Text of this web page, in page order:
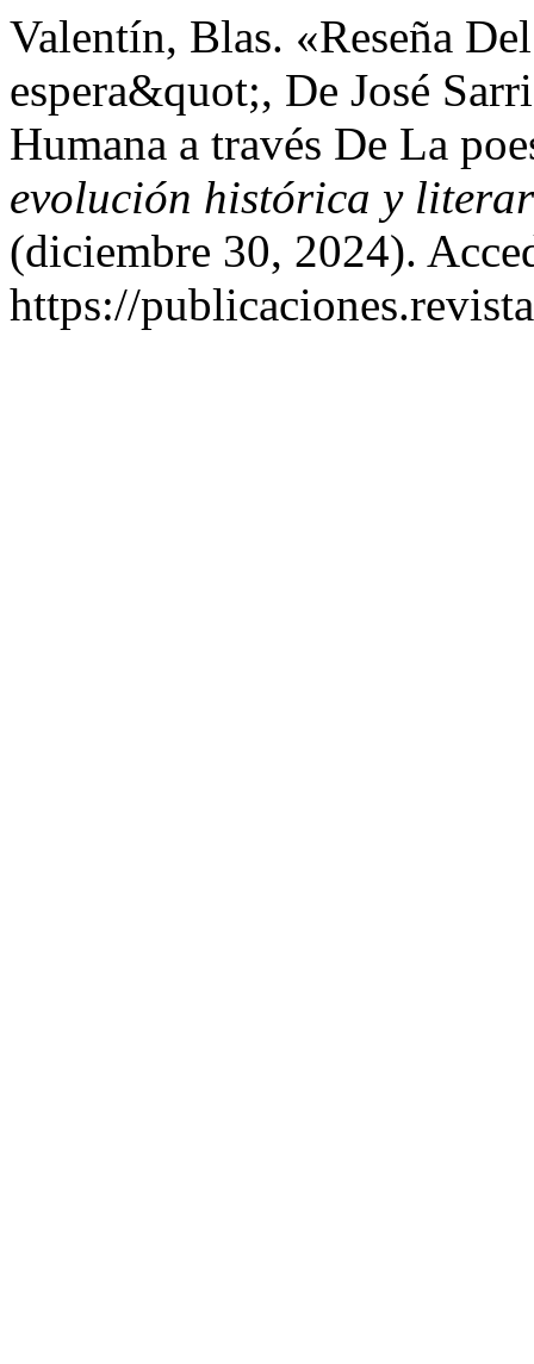
Valentín, Blas. «Reseña
espera&quot;, De José
Humana a través De La
evolución histórica y
(diciembre 30, 2024).
https://